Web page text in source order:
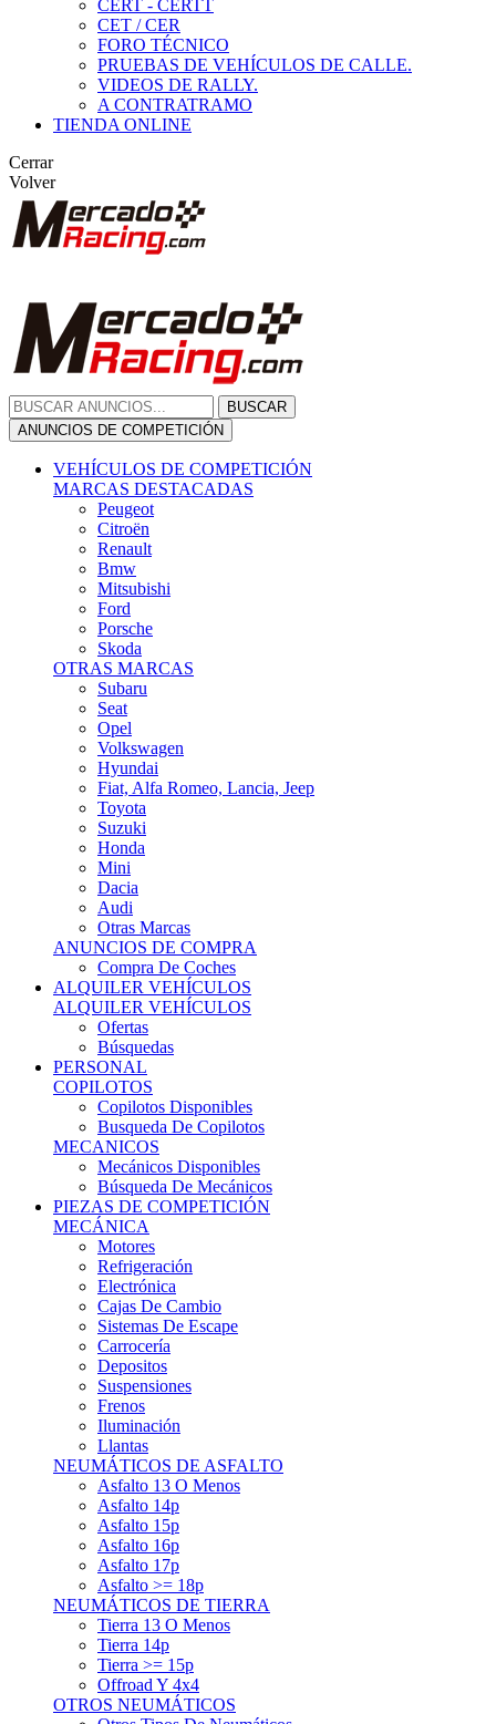
CERT - CERTT
CET / CER
FORO TÉCNICO
PRUEBAS DE VEHÍCULOS DE CALLE.
VIDEOS DE RALLY.
A CONTRATRAMO
TIENDA ONLINE
Cerrar
Volver
BUSCAR
ANUNCIOS DE COMPETICIÓN
VEHÍCULOS DE COMPETICIÓN
MARCAS DESTACADAS
Peugeot
Citroën
Renault
Bmw
Mitsubishi
Ford
Porsche
Skoda
OTRAS MARCAS
Subaru
Seat
Opel
Volkswagen
Hyundai
Fiat, Alfa Romeo, Lancia, Jeep
Toyota
Suzuki
Honda
Mini
Dacia
Audi
Otras Marcas
ANUNCIOS DE COMPRA
Compra De Coches
ALQUILER VEHÍCULOS
ALQUILER VEHÍCULOS
Ofertas
Búsquedas
PERSONAL
COPILOTOS
Copilotos Disponibles
Busqueda De Copilotos
MECANICOS
Mecánicos Disponibles
Búsqueda De Mecánicos
PIEZAS DE COMPETICIÓN
MECÁNICA
Motores
Refrigeración
Electrónica
Cajas De Cambio
Sistemas De Escape
Carrocería
Depositos
Suspensiones
Frenos
Iluminación
Llantas
NEUMÁTICOS DE ASFALTO
Asfalto 13 O Menos
Asfalto 14p
Asfalto 15p
Asfalto 16p
Asfalto 17p
Asfalto >= 18p
NEUMÁTICOS DE TIERRA
Tierra 13 O Menos
Tierra 14p
Tierra >= 15p
Offroad Y 4x4
OTROS NEUMÁTICOS
Otros Tipos De Neumáticos
HABITACULO